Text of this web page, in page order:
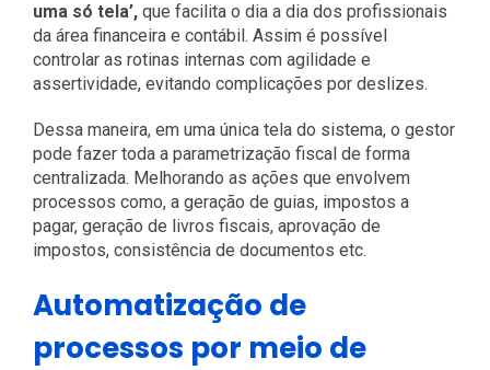
uma só tela’,que facilita o dia a dia dos profissionais
da área financeira e contábil. Assim é possível
controlar as rotinas internas com agilidade e
assertividade, evitando complicações por deslizes.
Dessa maneira, em uma única tela do sistema, o gestor
pode fazer toda a parametrização fiscal de forma
centralizada. Melhorando as ações que envolvem
processos como, a geração de guias, impostos a
pagar, geração de livros fiscais, aprovação de
impostos, consistência de documentos etc.
Automatização de
processos por meio de